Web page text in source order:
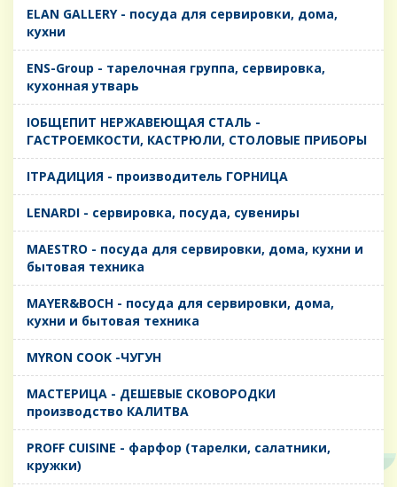
ELAN GALLERY - посуда для сервировки, дома,
кухни
ENS-Group - тарелочная группа, сервировка,
кухонная утварь
IОБЩЕПИТ НЕРЖАВЕЮЩАЯ СТАЛЬ -
ГАСТРОЕМКОСТИ, КАСТРЮЛИ, СТОЛОВЫЕ ПРИБОРЫ
IТРАДИЦИЯ - производитель ГОРНИЦА
LENARDI - сервировка, посуда, сувениры
MAESTRO - посуда для сервировки, дома, кухни и
бытовая техника
MAYER&BOCH - посуда для сервировки, дома,
кухни и бытовая техника
MYRON COOK -ЧУГУН
MАСТЕРИЦА - ДЕШЕВЫЕ СКОВОРОДКИ
производство КАЛИТВА
PROFF CUISINE - фарфор (тарелки, салатники,
кружки)